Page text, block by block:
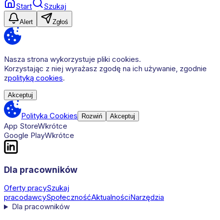
Start Szukaj
Alert Zgłoś
Nasza strona wykorzystuje pliki cookies.
Korzystając z niej wyrażasz zgodę na ich używanie, zgodnie
zpolityką cookies.
Akceptuj
Polityka Cookies Rozwiń Akceptuj
App StoreWkrótce
Google PlayWkrótce
Dla pracowników
Oferty pracySzukaj
pracodawcySpołecznośćAktualnościNarzędzia
Dla pracowników